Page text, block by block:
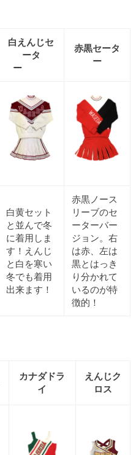
白えんじセ
ータ
ー
赤黒セータ
ー
白黄セット
と並んで冬
に着用しま
す！えんじ
と白を寒い
冬でも着用
出来ます！
赤黒ノース
リーブのセ
ーターバー
ジョン。右
は赤、左は
黒とはっき
り分かれて
いるのが特
徴的！
カナダドラ
イ
えんじク
ロス